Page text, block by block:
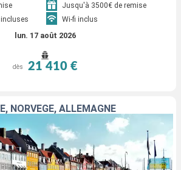
Jusqu'à 3500€ de remise
Wi-fi inclus
lun. 17 août 2026
dès 21 410 €
NORVÈGE, ALLEMAGNE